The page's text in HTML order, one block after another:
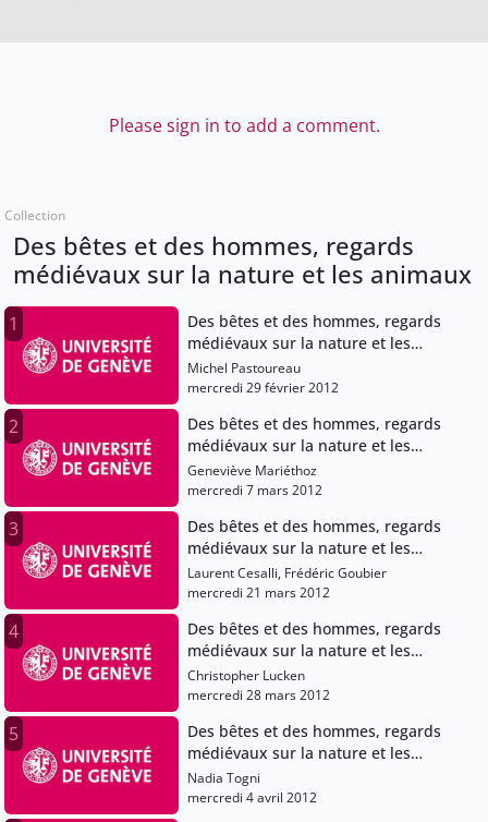
Please sign in to add a comment.
Collection
Des bêtes et des hommes, regards
médiévaux sur la nature et les animaux
1
Des bêtes et des hommes, regards
médiévaux sur la nature et les
animaux
Michel Pastoureau
mercredi 29 février 2012
2
Des bêtes et des hommes, regards
médiévaux sur la nature et les
animaux
Geneviève Mariéthoz
mercredi 7 mars 2012
3
Des bêtes et des hommes, regards
médiévaux sur la nature et les
animaux
Laurent Cesalli, Frédéric Goubier
mercredi 21 mars 2012
4
Des bêtes et des hommes, regards
médiévaux sur la nature et les
animaux
Christopher Lucken
mercredi 28 mars 2012
5
Des bêtes et des hommes, regards
médiévaux sur la nature et les
animaux
Nadia Togni
mercredi 4 avril 2012